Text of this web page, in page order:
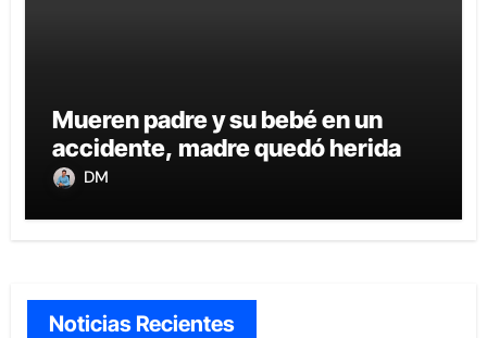
Mueren padre y su bebé en un
accidente, madre quedó herida
DM
Noticias Recientes